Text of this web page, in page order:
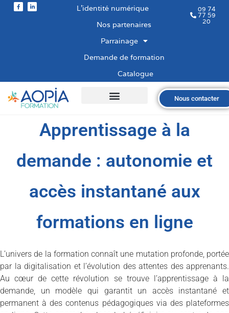
L’identité numérique
Nos partenaires
Parrainage
Demande de formation
Catalogue
09 74
77 59
20
Nous contacter
Apprentissage à la
demande : autonomie et
accès instantané aux
formations en ligne
L’univers de la formation connaît une mutation profonde, portée
par la digitalisation et l’évolution des attentes des apprenants.
Au cœur de cette révolution se trouve l’apprentissage à la
demande, un modèle qui garantit un accès instantané et
permanent à des contenus pédagogiques via des plateformes